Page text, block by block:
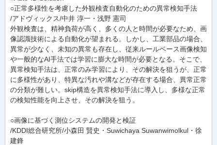
○正常多様性を考慮した外観検査自動化のための異常検知手法
/アドヴィックス/中井 淳一・浅野 憲司
外観検査は、精神負荷が高く、多くの人と時間が必要なため、画
像認識技術による自動化が望まれる。しかし、工業部品の場合、
異常が少なく、未知の異常も存在し、従来ルールベース画像検知
や一般的なAI手法では学習に膨大な時間が必要となる。そこで、
異常検知手法は、正常のみ学習により、その解決を狙うが、正常
に多様性があり、特異な汚れや溝などが存在する場合、異常正常
の分類が難しい。skip構造を異常検知手法に導入し、多様な正常
の検知性能を向上させ、その解決を狙う。
○画像に基づく測位システムの開発と検証
/KDDI総合研究所/小森田 賢史・Suwichaya Suwanwimolkul・徐
建鋒